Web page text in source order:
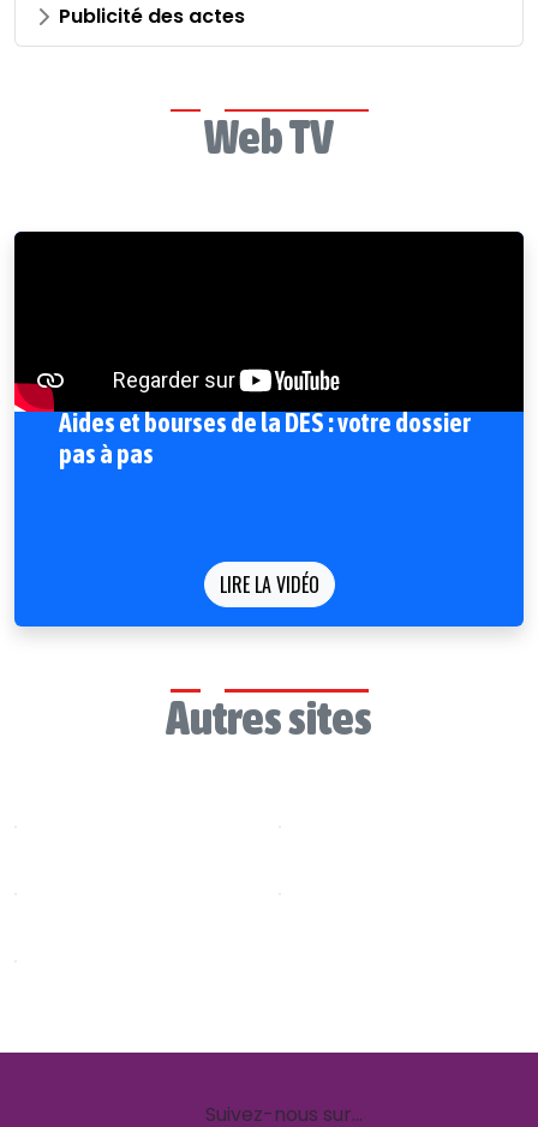
Publicité des actes
Web TV
Aides et bourses de la DES : votre dossier
pas à pas
LIRE LA VIDÉO
Autres sites
Suivez-nous sur…